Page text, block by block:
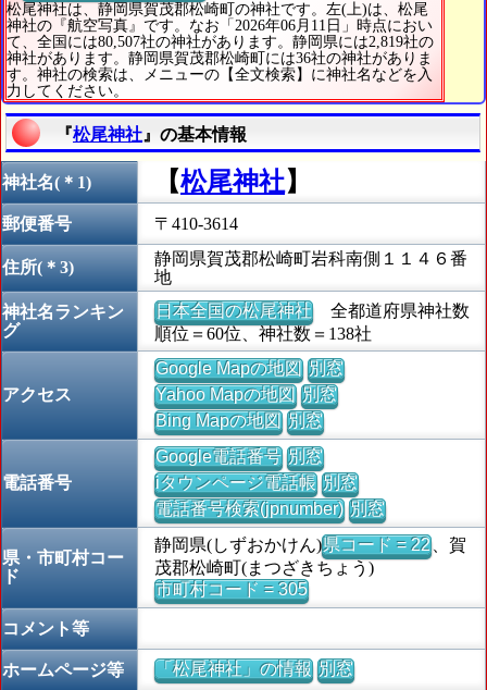
松尾神社は、静岡県賀茂郡松崎町の神社です。左(上)は、松尾
神社の『航空写真』です。なお「2026年06月11日」時点におい
て、全国には80,507社の神社があります。静岡県には2,819社の
神社があります。静岡県賀茂郡松崎町には36社の神社がありま
す。神社の検索は、メニューの【全文検索】に神社名などを入
力してください。
『松尾神社 』の基本情報
神社名(＊1) 【松尾神社】
郵便番号 〒410-3614
住所(＊3)
静岡県賀茂郡松崎町岩科南側１１４６番
地
神社名ランキン
グ
日本全国の松尾神社全都道府県神社数
順位＝60位、神社数＝138社
アクセス
Google Mapの地図 別窓
Yahoo Mapの地図 別窓
Bing Mapの地図 別窓
電話番号
Google電話番号 別窓
iタウンページ電話帳 別窓
電話番号検索(jpnumber) 別窓
県・市町村コー
ド
静岡県(しずおかけん)県コード = 22、賀
茂郡松崎町(まつざきちょう)
市町村コード = 305
コメント等
ホームページ等 「松尾神社」の情報 別窓